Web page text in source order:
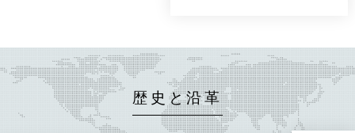
歴史と沿革